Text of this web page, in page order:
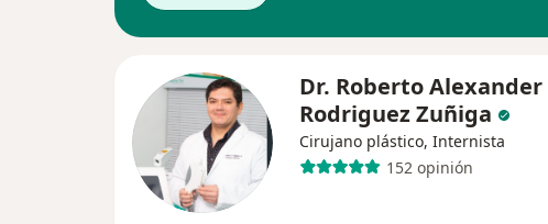
Dr. Roberto Alexander
Rodriguez Zuñiga
Cirujano plástico, Internista
152 opinión